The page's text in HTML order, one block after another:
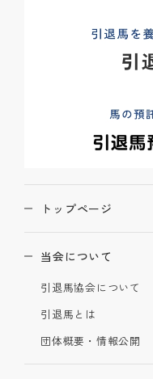
トップページ
当会について
引退馬協会について
引退馬とは
団体概要・情報公開